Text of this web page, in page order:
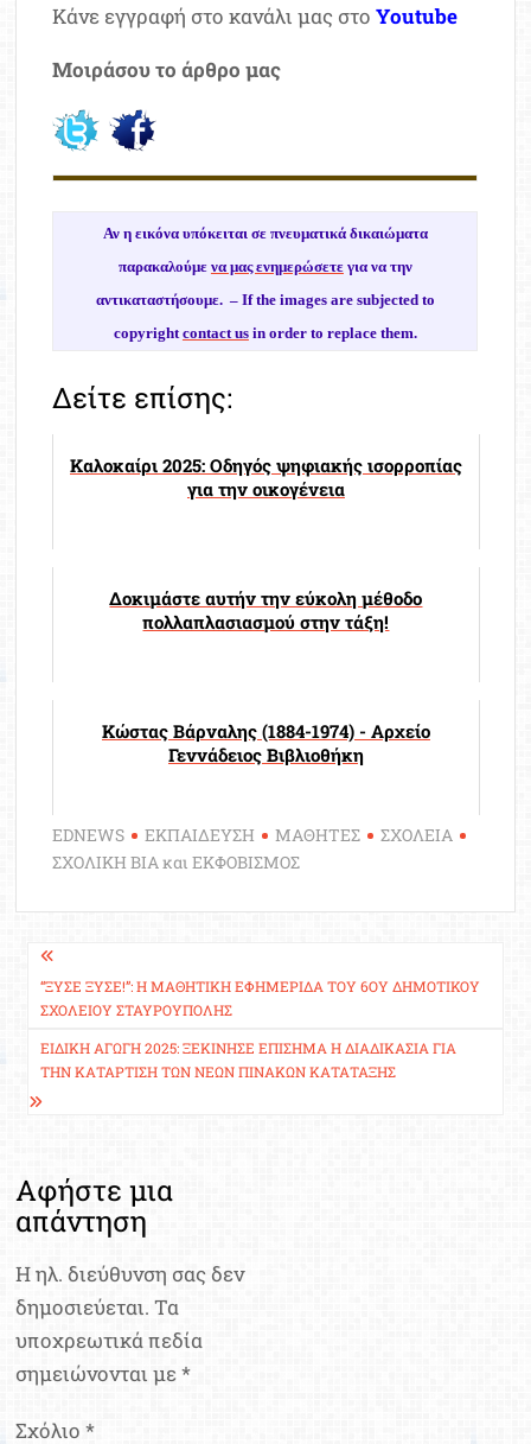
Κάνε εγγραφή στο κανάλι μας στοYoutube
Μοιράσου το άρθρο μας
Αν η εικόνα υπόκειται σε πνευματικά δικαιώματα
παρακαλούμε να μας ενημερώσετεγια να την
αντικαταστήσουμε. – If the images are subjected to
copyrightcontact usin order to replace them.
Δείτε επίσης:
Καλοκαίρι 2025: Οδηγός ψηφιακής ισορροπίας
για την οικογένεια
Δοκιμάστε αυτήν την εύκολη μέθοδο
πολλαπλασιασμού στην τάξη!
Κώστας Βάρναλης (1884-1974) - Αρχείο
Γεννάδειος Βιβλιοθήκη
EDNEWS ΕΚΠΑΙΔΕΥΣΗ ΜΑΘΗΤΕΣ
ΣΧΟΛΕΙΑ
ΣΧΟΛΙΚΗ ΒΙΑ και ΕΚΦΟΒΙΣΜΟΣ
Πλοήγηση
άρθρων
“ΞΎΣΕ ΞΎΣΕ!”: Η ΜΑΘΗΤΙΚΉ ΕΦΗΜΕΡΊΔΑ ΤΟΥ 6ΟΥ ΔΗΜΟΤΙΚΟΎ
ΣΧΟΛΕΊΟΥ ΣΤΑΥΡΟΎΠΟΛΗΣ
ΕΙΔΙΚΉ ΑΓΩΓΉ 2025: ΞΕΚΊΝΗΣΕ ΕΠΊΣΗΜΑ Η ΔΙΑΔΙΚΑΣΊΑ ΓΙΑ
ΤΗΝ ΚΑΤΆΡΤΙΣΗ ΤΩΝ ΝΈΩΝ ΠΙΝΆΚΩΝ ΚΑΤΆΤΑΞΗΣ
Αφήστε μια
απάντηση
Η ηλ. διεύθυνση σας δεν
δημοσιεύεται. Τα
υποχρεωτικά πεδία
σημειώνονται με*
Σχόλιο*